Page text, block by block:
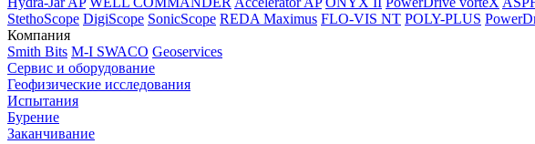
StethoScope DigiScope SonicScope REDA Maximus FLO-VIS NT POLY-PLUS
Компания
Smith Bits M-I SWACO Geoservices
Сервис и оборудование
Геофизические исследования
Испытания
Бурение
Заканчивание